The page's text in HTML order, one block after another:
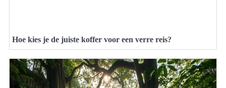
Hoe kies je de juiste koffer voor een verre reis?